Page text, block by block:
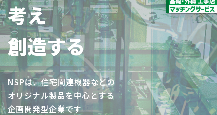
考え
創造する
NSPは、住宅関連機器などの
オリジナル製品を中心とする
企画開発型企業です